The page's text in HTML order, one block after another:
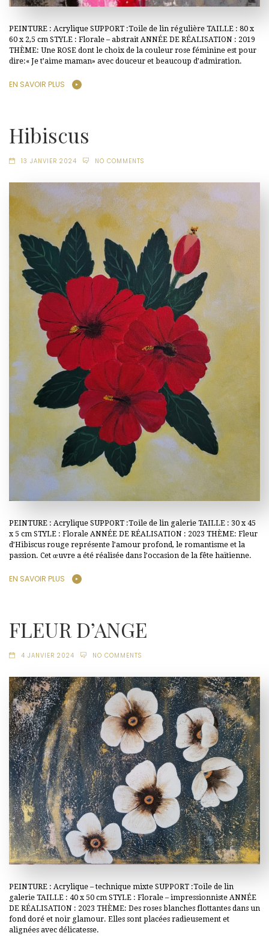
PEINTURE : Acrylique SUPPORT :Toile de lin régulière TAILLE : 80 x
60 x 2,5 cm STYLE : Florale – abstrait ANNÉE DE RÉALISATION : 2019
THÈME: Une ROSE dont le choix de la couleur rose féminine est pour
dire:« Je t’aime maman» avec douceur et beaucoup d’admiration.
EN SAVOIR PLUS
Hibiscus
13 JANVIER 2024 NO COMMENTS
PEINTURE : Acrylique SUPPORT :Toile de lin galerie TAILLE : 30 x 45
x 5 cm STYLE : Florale ANNÉE DE RÉALISATION : 2023 THÈME: Fleur
d’Hibiscus rouge représente l’amour profond, le romantisme et la
passion. Cet œuvre a été réalisée dans l’occasion de la fête haïtienne.
EN SAVOIR PLUS
FLEUR D’ANGE
4 JANVIER 2024 NO COMMENTS
PEINTURE : Acrylique – technique mixte SUPPORT :Toile de lin
galerie TAILLE : 40 x 50 cm STYLE : Florale – impressionniste ANNÉE
DE RÉALISATION : 2023 THÈME: Des roses blanches flottantes dans un
fond doré et noir glamour. Elles sont placées radieusement et
alignées avec délicatesse.